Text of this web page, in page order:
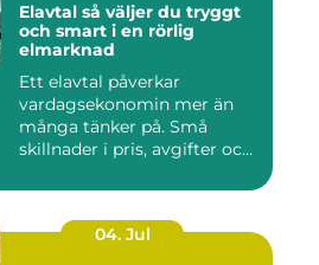
Elavtal så väljer du tryggt
och smart i en rörlig
elmarknad
Ett elavtal påverkar
vardagsekonomin mer än
många tänker på. Små
skillnader i pris, avgifter och
04. Jul